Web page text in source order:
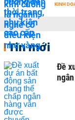
KINH
Tin mới
Đề